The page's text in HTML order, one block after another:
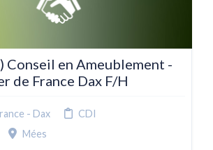
Conseil en Ameublement -
de France Dax F/H
- Dax
CDI
Mées